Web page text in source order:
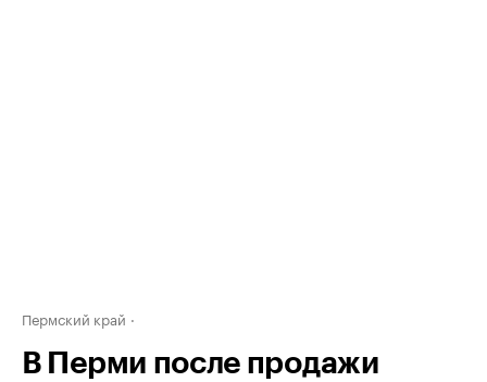
Пермский край
В Перми после продажи